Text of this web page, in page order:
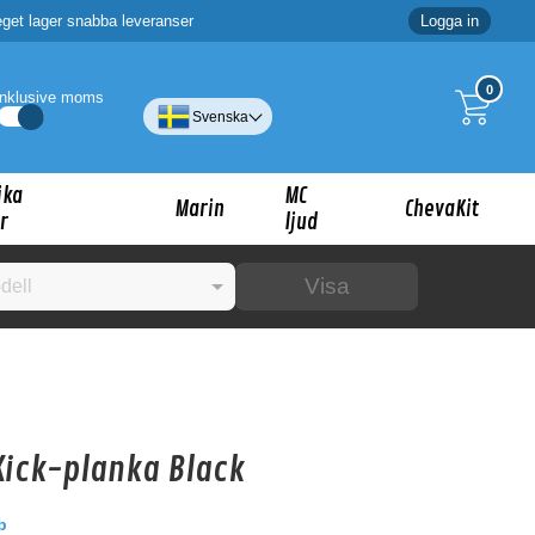
lager snabba leveranser Logga in
0
Inklusive moms
Svenska
Marin
MC
ljud
ChevaKit
Visa
planka Black